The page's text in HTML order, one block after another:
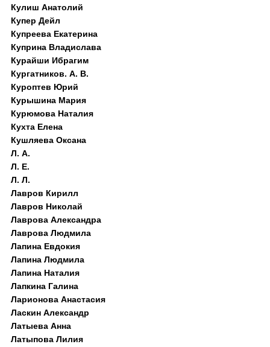
Кулиш Анатолий
Купер Дейл
Купреева Екатерина
Куприна Владислава
Курайши Ибрагим
Кургатников. А. В.
Куроптев Юрий
Курышина Мария
Курюмова Наталия
Кухта Елена
Кушляева Оксана
Л. А.
Л. Е.
Л. Л.
Лавров Кирилл
Лавров Николай
Лаврова Александра
Лаврова Людмила
Лапина Евдокия
Лапина Людмила
Лапина Наталия
Лапкина Галина
Ларионова Анастасия
Ласкин Александр
Латыева Анна
Латыпова Лилия